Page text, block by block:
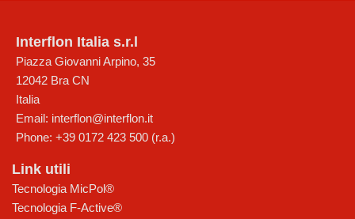
Interflon Italia s.r.l
Piazza Giovanni Arpino, 35
12042 Bra CN
Italia
Email: interflon@interflon.it
Phone: +39 0172 423 500 (r.a.)
Link utili
Tecnologia MicPol®
Tecnologia F-Active®